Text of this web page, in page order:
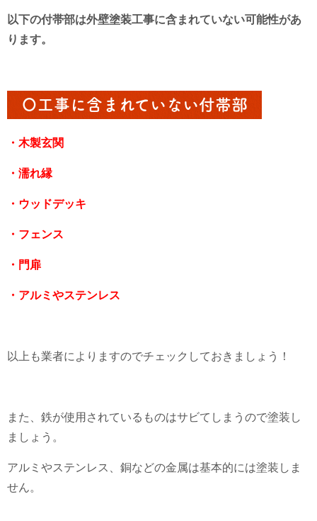
以下の付帯部は外壁塗装工事に含まれていない可能性があ
ります。
〇工事に含まれていない付帯部
・木製玄関
・濡れ縁
・ウッドデッキ
・フェンス
・門扉
・アルミやステンレス
以上も業者によりますのでチェックしておきましょう！
また、鉄が使用されているものはサビてしまうので塗装し
ましょう。
アルミやステンレス、銅などの金属は基本的には塗装しま
せん。